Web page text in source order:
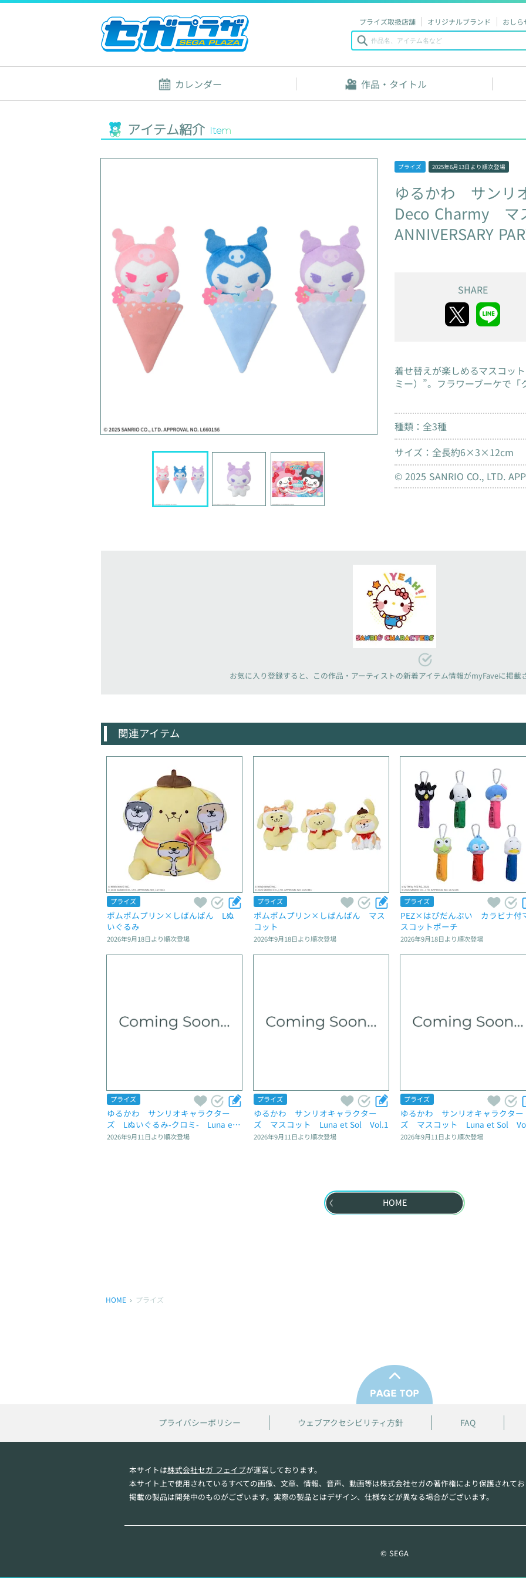
プライズ取扱店舗 オリジナルブランド おしら
カレンダー 作品・タイトル
アイテム紹介 Item
プライズ 2025年6月13日 より順次登場
ゆるかわ
サンリ
Deco Charmy
マ
ANNIVERSARY
SHARE
着せ替えが楽しめるマスコッ
ミー）”。フラワーブーケで「
種類：全3種
サイズ：全長約6×3×12cm
© 2025 SANRIO CO., LTD.
お気に入り登録すると、 この作品・アーティストの新着アイテム情報がmyFaveに掲載
関連アイテム
プライズ
ポムポムプリン×しばんばん　Lぬ
いぐるみ
2026年9月18日より順次登場
プライズ
ポムポムプリン×しばんばん　マス
コット
2026年9月18日より順次登場
プライズ
PEZ×はぴだんぶい　カラビナ付
スコットポーチ
2026年9月18日より順次登場
プライズ
ゆるかわ　サンリオキャラクター
ズ　Lぬいぐるみ‐クロミ‐　Luna et
Sol
2026年9月11日より順次登場
プライズ
ゆるかわ　サンリオキャラクター
ズ　マスコット　Luna et Sol　Vol.1
2026年9月11日より順次登場
プライズ
ゆるかわ　サンリオキャラクター
ズ　マスコット　Luna et Sol　
2026年9月11日より順次登場
HOME
HOME プライズ
プライバシーポリシー ウェブアクセシビリティ方針 FAQ
本サイトは株式会社セガ フェイブが運営しております。
本サイト上で使用されているすべての画像、文章、情報、音声、動画等は株式会社セガの著作権により保護されてお
掲載の製品は開発中のものがございます。実際の製品とはデザイン、仕様などが異なる場合がございます。
© SEGA